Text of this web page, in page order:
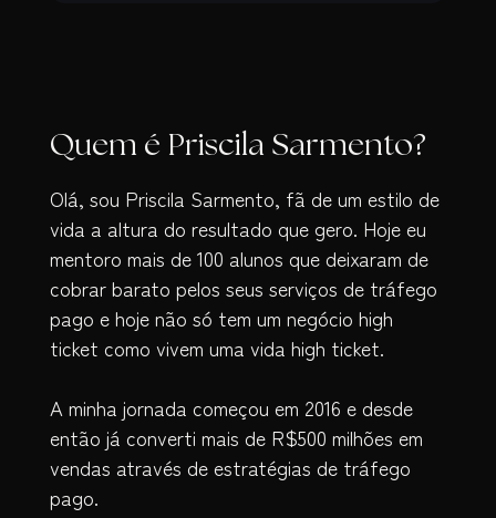
Quem é Priscila Sarmento?
Olá, sou Priscila Sarmento, fã de um estilo de
vida a altura do resultado que gero. Hoje eu
mentoro mais de 100 alunos que deixaram de
cobrar barato pelos seus serviços de tráfego
pago e hoje não só tem um negócio high
ticket como vivem uma vida high ticket.
A minha jornada começou em 2016 e desde
então já converti mais de R$500 milhões em
vendas através de estratégias de tráfego
pago.